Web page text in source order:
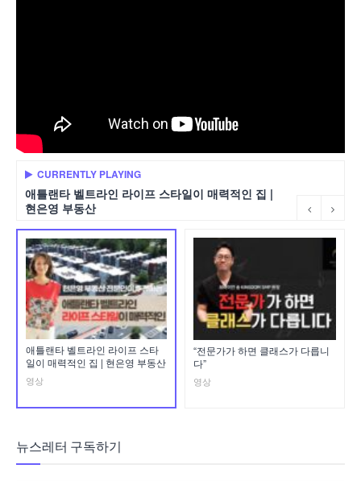
CURRENTLY PLAYING
애틀랜타 벨트라인 라이프 스타일이 매력적인 집 |
현은영 부동산
애틀랜타 벨트라인 라이프 스타
일이 매력적인 집 | 현은영 부동산
영상
“전문가가 하면 클래스가 다릅니
다”
영상
뉴스레터 구독하기